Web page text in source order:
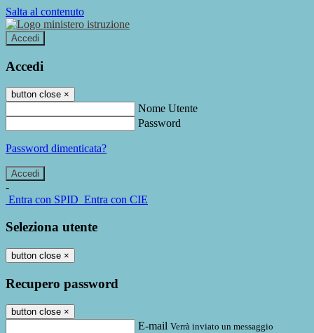
Salta al contenuto
Accedi
Accedi
button close ×
Nome Utente
Password
Password dimenticata?
-
Entra con SPID Entra con CIE
Seleziona utente
button close ×
Recupero password
button close ×
E-mail Verrà inviato un messaggio